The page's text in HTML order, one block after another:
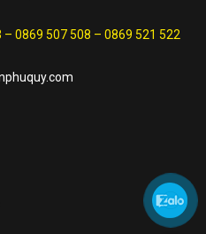
– 0869 507 508 – 0869 521 522